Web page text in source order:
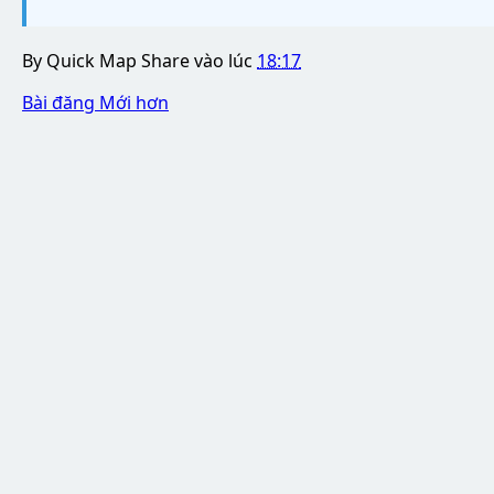
By Quick Map Sharevào lúc 18:17
Bài đăng Mới hơn